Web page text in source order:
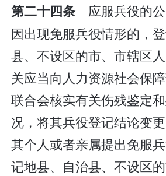
第二十四条 应服兵役的
因出现免服兵役情形的，
县、不设区的市、市辖区
关应当向人力资源社会保
联合会核实有关伤残鉴定
况，将其兵役登记结论变
其个人或者亲属提出免服
记地县、自治县、不设区